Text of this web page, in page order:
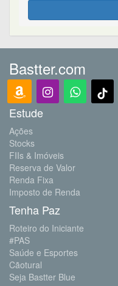
Bastter.com
Estude
Ações
Stocks
FIIs & Imóveis
Reserva de Valor
Renda Fixa
Imposto de Renda
Tenha Paz
Roteiro do Iniciante
#PAS
Saúde e Esportes
Cãotural
Seja Bastter Blue